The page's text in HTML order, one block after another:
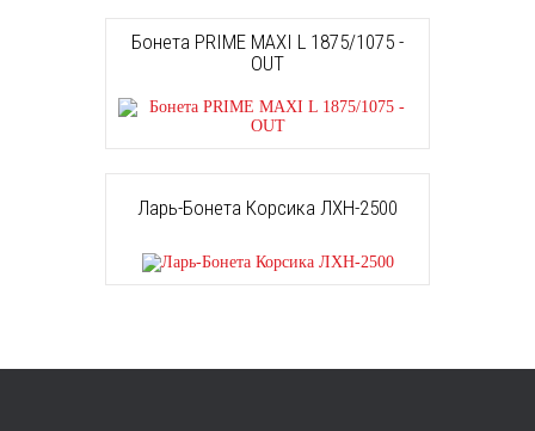
Бонета PRIME MAXI L 1875/1075 -
OUT
Ларь-Бонета Корсика ЛХН-2500